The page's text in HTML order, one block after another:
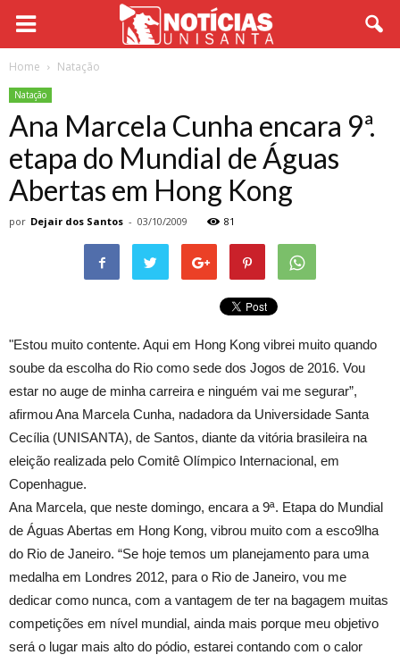
Home Natação
Natação
Ana Marcela Cunha encara 9ª.
etapa do Mundial de Águas
Abertas em Hong Kong
por Dejair dos Santos - 03/10/2009 81
"Estou muito contente. Aqui em Hong Kong vibrei muito quando
soube da escolha do Rio como sede dos Jogos de 2016. Vou
estar no auge de minha carreira e ninguém vai me segurar”,
afirmou Ana Marcela Cunha, nadadora da Universidade Santa
Cecília (UNISANTA), de Santos, diante da vitória brasileira na
eleição realizada pelo Comitê Olímpico Internacional, em
Copenhague.
Ana Marcela, que neste domingo, encara a 9ª. Etapa do Mundial
de Águas Abertas em Hong Kong, vibrou muito com a esco9lha
do Rio de Janeiro. “Se hoje temos um planejamento para uma
medalha em Londres 2012, para o Rio de Janeiro, vou me
dedicar como nunca, com a vantagem de ter na bagagem muitas
competições em nível mundial, ainda mais porque meu objetivo
será o lugar mais alto do pódio, estarei contando com o calor